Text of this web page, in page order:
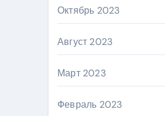
Октябрь 2023
Август 2023
Март 2023
Февраль 2023